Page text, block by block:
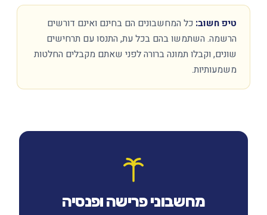
טיפ חשוב: כל המחשבונים הם בחינם ואינם דורשים
הרשמה. השתמשו בהם בכל עת, התנסו עם תרחישים
שונים, וקבלו תמונה ברורה לפני שאתם מקבלים החלטות
משמעותיות.
מחשבוני פרישה ופנסיה